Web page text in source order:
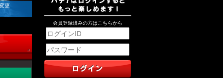
更
会員登録済みの方はこちらから